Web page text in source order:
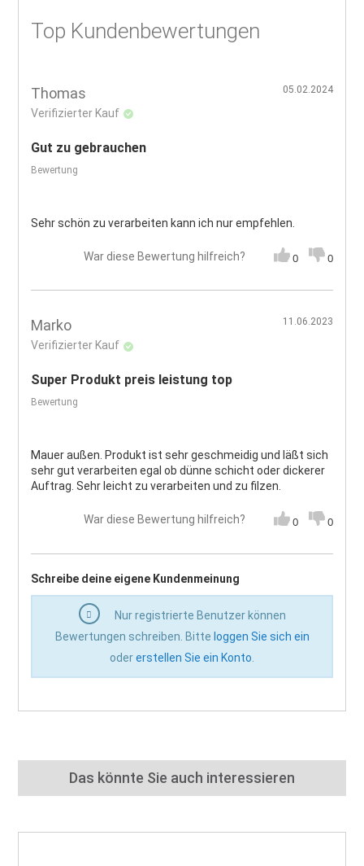
Top Kundenbewertungen
Thomas
Verifizierter Kauf
05.02.2024
Gut zu gebrauchen
Bewertung
Sehr schön zu verarbeiten kann ich nur empfehlen.
War diese Bewertung hilfreich? 0 0
Marko
Verifizierter Kauf
11.06.2023
Super Produkt preis leistung top
Bewertung
Mauer außen. Produkt ist sehr geschmeidig und läßt sich
sehr gut verarbeiten egal ob dünne schicht oder dickerer
Auftrag. Sehr leicht zu verarbeiten und zu filzen.
War diese Bewertung hilfreich? 0 0
Schreibe deine eigene Kundenmeinung
Nur registrierte Benutzer können
Bewertungen schreiben. Bitte loggen Sie sich ein
odererstellen Sie ein Konto
Das könnte Sie auch interessieren